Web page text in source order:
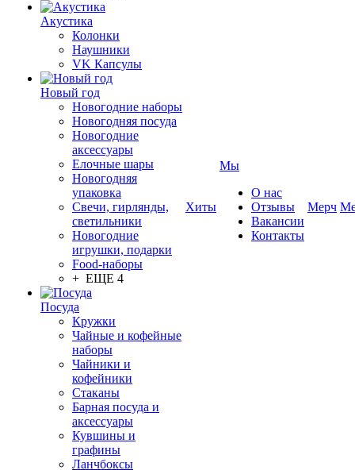
Акустика
Колонки
Наушники
VK Капсулы
Новый год
Новогодние наборы
Новогодняя посуда
Новогодние
аксессуары
Елочные шары
Новогодняя
упаковка
Свечи, гирлянды,
светильники
Новогодние
игрушки, подарки
Food-наборы
+ ЕЩЕ 4
Посуда
Кружки
Чайные и кофейные
наборы
Чайники и
кофейники
Стаканы
Барная посуда и
аксессуары
Кувшины и
графины
Ланчбоксы
Хиты
Мы
О нас
Отзывы
Вакансии
Контакты
Мерч